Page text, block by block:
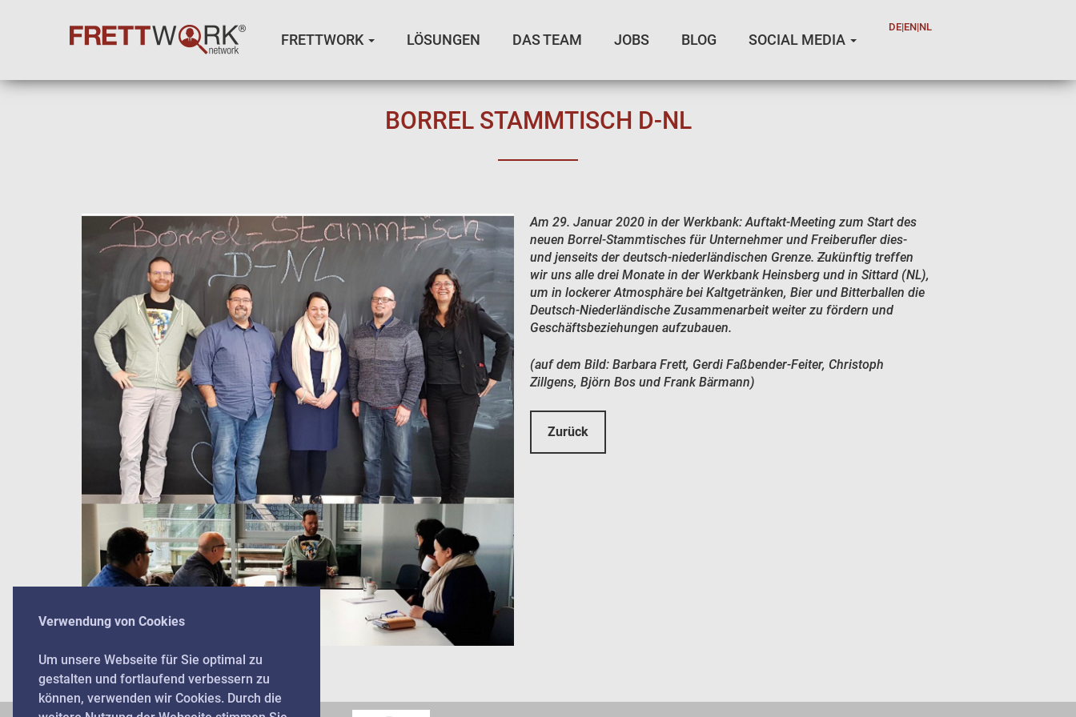
Verwendung von Cookies
Um unsere Webseite für Sie optimal zu
gestalten und fortlaufend verbessern zu
können, verwenden wir Cookies. Durch die
FRETTWORK LÖSUNGEN DAS TEAM JOBS BLOG SOCIAL MEDIA
DE|EN|NL
BORREL STAMMTISCH D-NL
Am 29. Januar 2020 in der Werkbank: Auftakt-Meeting zum Start des
neuen Borrel-Stammtisches für Unternehmer und Freiberufler dies-
und jenseits der deutsch-niederländischen Grenze.Zukünftig treffen
wir uns alle drei Monate in der Werkbank Heinsberg und in Sittard (NL),
um in lockerer Atmosphäre bei Kaltgetränken, Bier und Bitterballen die
Deutsch-Niederländische Zusammenarbeit weiter zu fördern und
Geschäftsbeziehungen aufzubauen.
(auf dem Bild: Barbara Frett, Gerdi Faßbender-Feiter, Christoph
Zillgens, Björn Bos und Frank Bärmann)
Zurück